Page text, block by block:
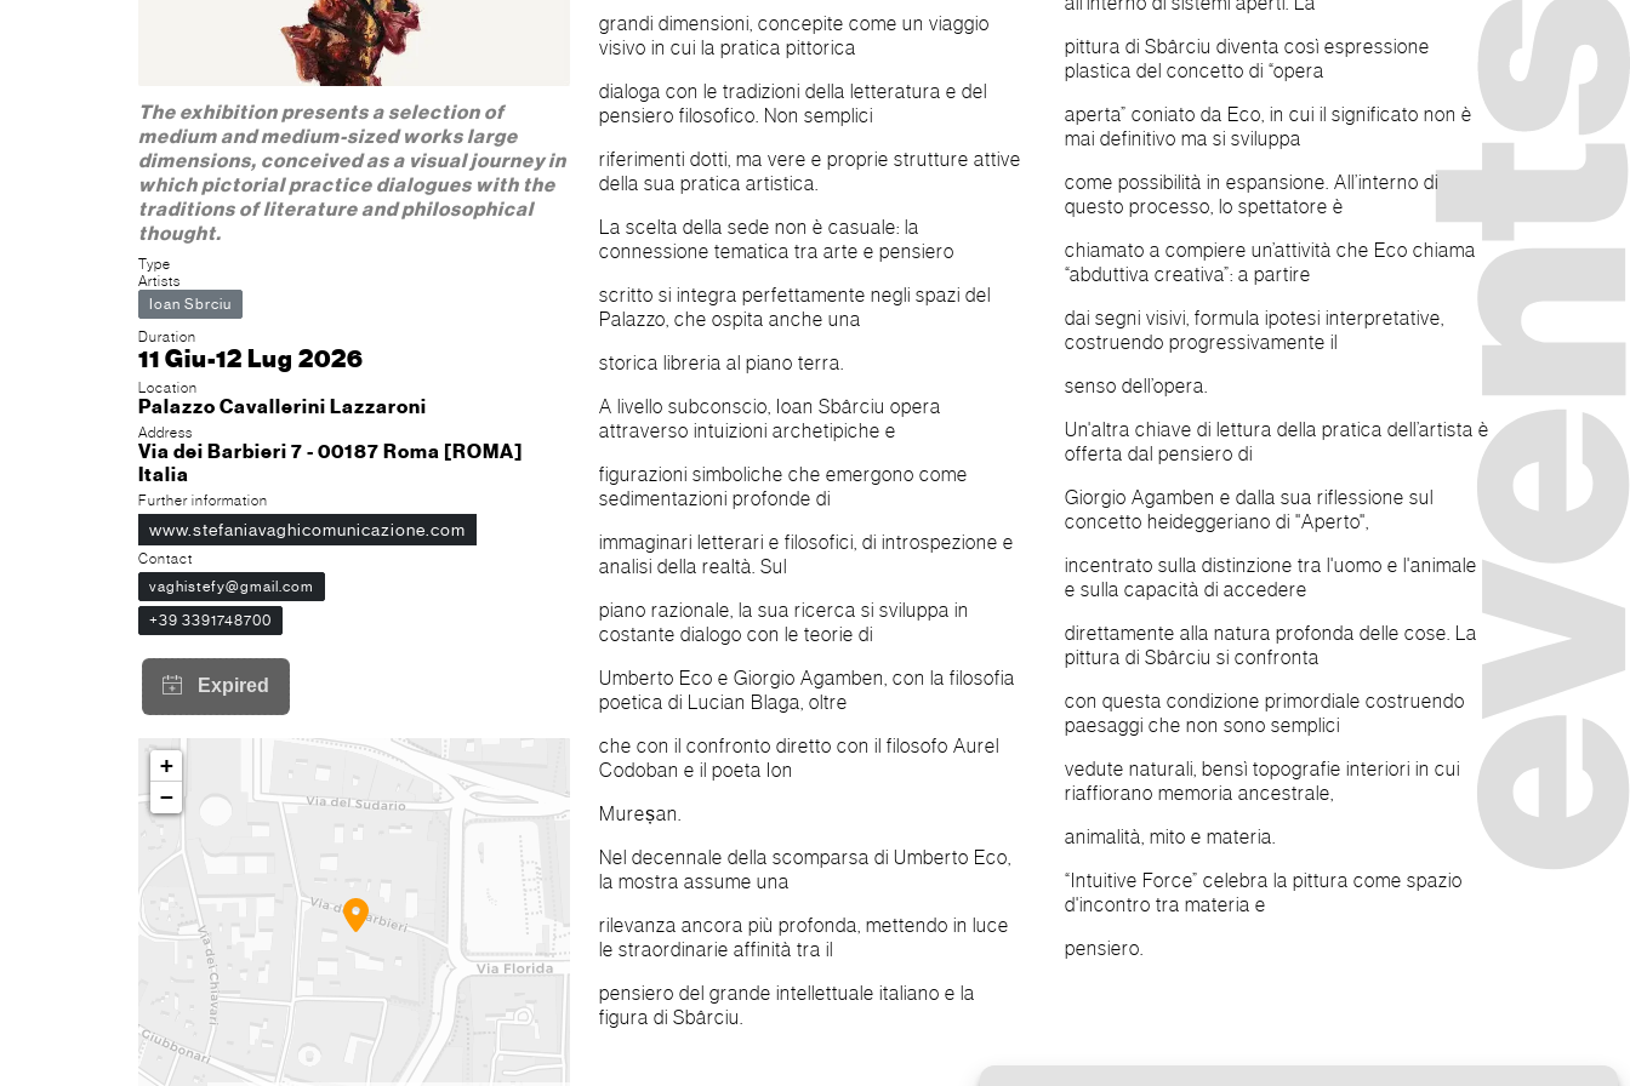
The exhibition presents a selection of
medium and medium-sized works large
dimensions, conceived as a visual journey in
which pictorial practice dialogues with the
traditions of literature and philosophical
thought.
Type
Artists
Ioan Sbrciu
Duration
11 Giu-12 Lug 2026
Location
Palazzo Cavallerini Lazzaroni
Address
Via dei Barbieri 7 - 00187 Roma [ROMA]
Italia
Further information
www.stefaniavaghicomunicazione.com
Contact
vaghistefy@gmail.com
+39 3391748700
+
−
grandi dimensioni, concepite come un viaggio
visivo in cui la pratica pittorica
dialoga con le tradizioni della letteratura e del
pensiero filosofico. Non semplici
riferimenti dotti, ma vere e proprie strutture attive
della sua pratica artistica.
La scelta della sede non è casuale: la
connessione tematica tra arte e pensiero
scritto si integra perfettamente negli spazi del
Palazzo, che ospita anche una
storica libreria al piano terra.
A livello subconscio, Ioan Sbârciu opera
attraverso intuizioni archetipiche e
figurazioni simboliche che emergono come
sedimentazioni profonde di
immaginari letterari e filosofici, di introspezione e
analisi della realtà. Sul
piano razionale, la sua ricerca si sviluppa in
costante dialogo con le teorie di
Umberto Eco e Giorgio Agamben, con la filosofia
poetica di Lucian Blaga, oltre
che con il confronto diretto con il filosofo Aurel
Codoban e il poeta Ion
Mureșan.
Nel decennale della scomparsa di Umberto Eco,
la mostra assume una
rilevanza ancora più profonda, mettendo in luce
le straordinarie affinità tra il
pensiero del grande intellettuale italiano e la
figura di Sbârciu.
pittura di Sbârciu diventa così espressione
plastica del concetto di “opera
aperta” coniato da Eco, in cui il significato non è
mai definitivo ma si sviluppa
come possibilità in espansione. All’interno di
questo processo, lo spettatore è
chiamato a compiere un’attività che Eco chiama
“abduttiva creativa”: a partire
dai segni visivi, formula ipotesi interpretative,
costruendo progressivamente il
senso dell’opera.
Un'altra chiave di lettura della pratica dell’artista è
offerta dal pensiero di
Giorgio Agamben e dalla sua riflessione sul
concetto heideggeriano di "Aperto",
incentrato sulla distinzione tra l'uomo e l'animale
e sulla capacità di accedere
direttamente alla natura profonda delle cose. La
pittura di Sbârciu si confronta
con questa condizione primordiale costruendo
paesaggi che non sono semplici
vedute naturali, bensì topografie interiori in cui
riaffiorano memoria ancestrale,
animalità, mito e materia.
“Intuitive Force” celebra la pittura come spazio
d'incontro tra materia e
pensiero.